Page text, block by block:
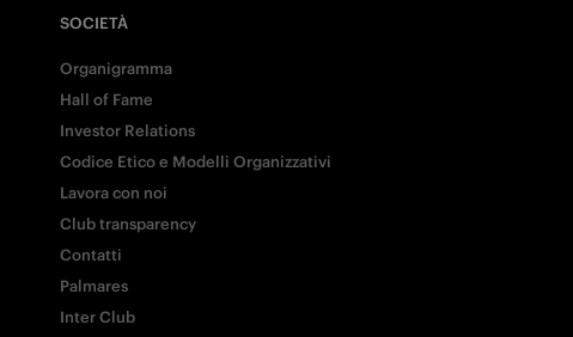
Facebook
Twitter
SOCIETÀ
Organigramma
Hall of Fame
Investor Relations
Codice Etico e Modelli Organizzativi
Lavora con noi
Club transparency
Contatti
Palmares
Inter Club